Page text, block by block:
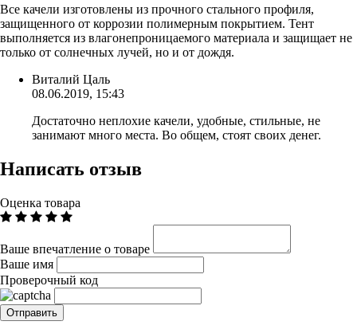
Все качели изготовлены из прочного стального профиля,
защищенного от коррозии полимерным покрытием. Тент
выполняется из влагонепроницаемого материала и защищает не
только от солнечных лучей, но и от дождя.
Виталий Цаль
08.06.2019, 15:43
Достаточно неплохие качели, удобные, стильные, не
занимают много места. Во общем, стоят своих денег.
Написать отзыв
Оценка товара
Ваше впечатление о товаре
Ваше имя
Проверочный код